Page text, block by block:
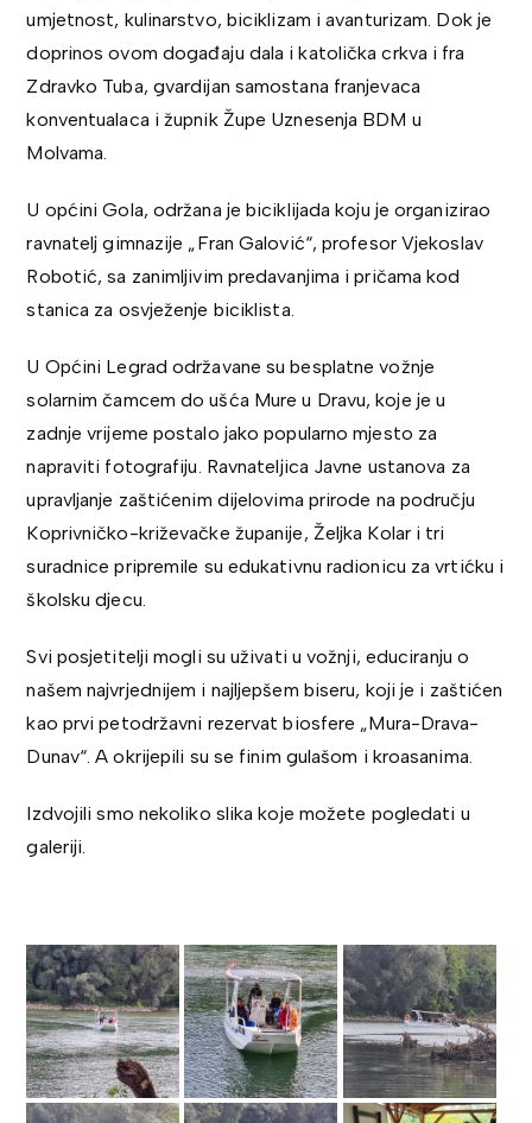
umjetnost, kulinarstvo, biciklizam i avanturizam. Dok je
doprinos ovom događaju dala i katolička crkva i fra
Zdravko Tuba, gvardijan samostana franjevaca
konventualaca i župnik Župe Uznesenja BDM u
Molvama.
U općini Gola, održana je biciklijada koju je organizirao
ravnatelj gimnazije „Fran Galović“, profesor Vjekoslav
Robotić, sa zanimljivim predavanjima i pričama kod
stanica za osvježenje biciklista.
U Općini Legrad održavane su besplatne vožnje
solarnim čamcem do ušća Mure u Dravu, koje je u
zadnje vrijeme postalo jako popularno mjesto za
napraviti fotografiju. Ravnateljica Javne ustanova za
upravljanje zaštićenim dijelovima prirode na području
Koprivničko-križevačke županije, Željka Kolar i tri
suradnice pripremile su edukativnu radionicu za vrtićku i
školsku djecu.
Svi posjetitelji mogli su uživati u vožnji, educiranju o
našem najvrjednijem i najljepšem biseru, koji je i zaštićen
kao prvi petodržavni rezervat biosfere „Mura-Drava-
Dunav“. A okrijepili su se finim gulašom i kroasanima.
Izdvojili smo nekoliko slika koje možete pogledati u
galeriji.